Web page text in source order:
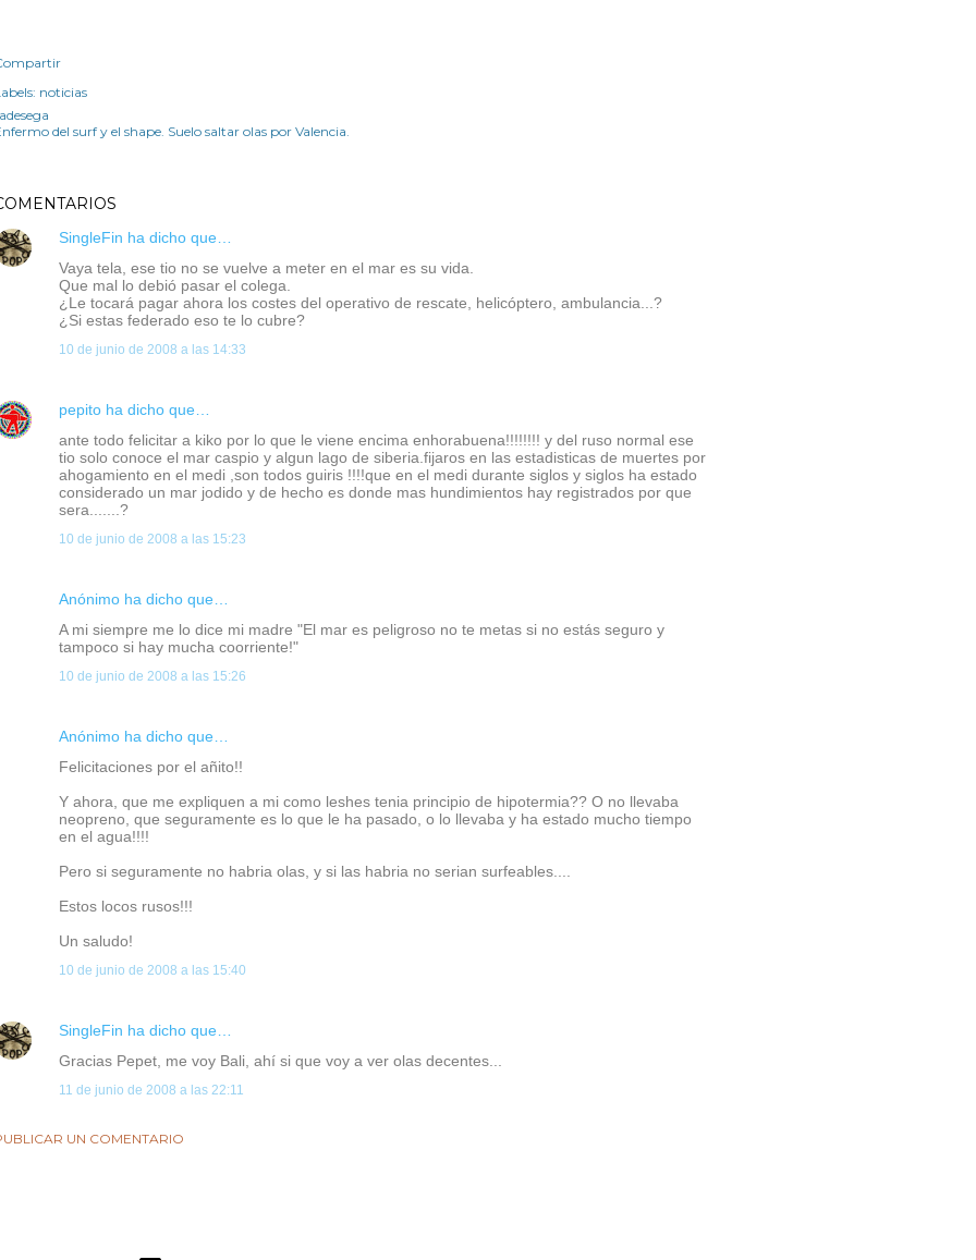
noticias
del surf y el shape. Suelo saltar olas por Valencia.
SingleFin ha dicho que…
Vaya tela, ese tio no se vuelve a meter en el mar es su vida.
Que mal lo debió pasar el colega.
¿Le tocará pagar ahora los costes del operativo de rescate, helicóptero, ambulancia...?
¿Si estas federado eso te lo cubre?
10 de junio de 2008 a las 14:33
pepito ha dicho que…
ante todo felicitar a kiko por lo que le viene encima enhorabuena!!!!!!!! y del ruso normal ese
tio solo conoce el mar caspio y algun lago de siberia.fijaros en las estadisticas de muertes por
ahogamiento en el medi ,son todos guiris !!!!que en el medi durante siglos y siglos ha estado
considerado un mar jodido y de hecho es donde mas hundimientos hay registrados por que
sera.......?
10 de junio de 2008 a las 15:23
Anónimo ha dicho que…
A mi siempre me lo dice mi madre "El mar es peligroso no te metas si no estás seguro y
tampoco si hay mucha coorriente!"
10 de junio de 2008 a las 15:26
Anónimo ha dicho que…
Felicitaciones por el añito!!
Y ahora, que me expliquen a mi como leshes tenia principio de hipotermia?? O no llevaba
neopreno, que seguramente es lo que le ha pasado, o lo llevaba y ha estado mucho tiempo
en el agua!!!!
Pero si seguramente no habria olas, y si las habria no serian surfeables....
Estos locos rusos!!!
Un saludo!
10 de junio de 2008 a las 15:40
SingleFin ha dicho que…
Gracias Pepet, me voy Bali, ahí si que voy a ver olas decentes...
11 de junio de 2008 a las 22:11
UN COMENTARIO